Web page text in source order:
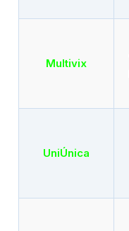
Multivix
UniÚnica